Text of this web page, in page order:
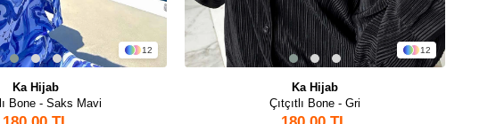
12
Ka Hijab
Bone - Saks Mavi
12
Ka Hijab
Çıtçıtlı Bone - Gri